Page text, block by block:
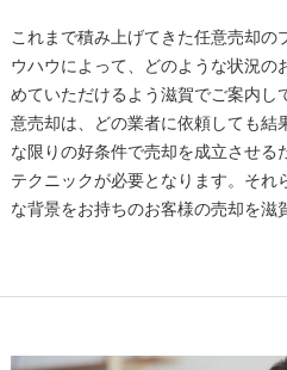
これまで積み上げてきた任意売却の
ウハウによって、どのような状況
めていただけるよう滋賀でご案内
意売却は、どの業者に依頼しても
な限りの好条件で売却を成立させ
テクニックが必要となります。それ
な背景をお持ちのお客様の売却を滋